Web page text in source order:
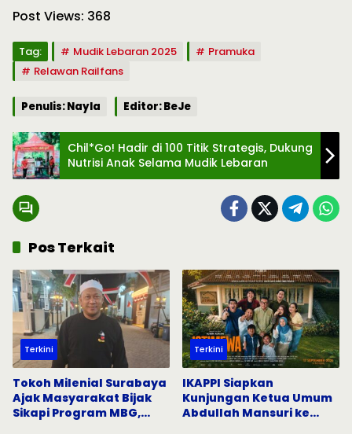
Post Views: 368
Tag: Mudik Lebaran 2025
Pramuka
Relawan Railfans
Penulis: Nayla Editor: BeJe
Chil*Go! Hadir di 100 Titik Strategis, Dukung
Nutrisi Anak Selama Mudik Lebaran
Pos Terkait
Terkini
Tokoh Milenial Surabaya
Ajak Masyarakat Bijak
Sikapi Program MBG,
Terkini
IKAPPI Siapkan
Kunjungan Ketua Umum
Abdullah Mansuri ke